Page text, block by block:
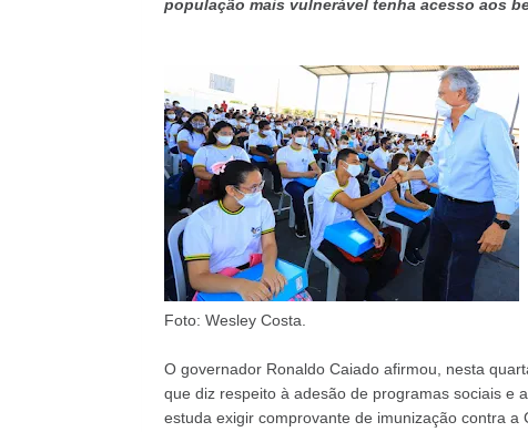
população mais vulnerável tenha acesso aos
Foto: Wesley Costa.
O governador Ronaldo Caiado afirmou, nesta
que diz respeito à adesão de programas sociais e
estuda exigir comprovante de imunização contra